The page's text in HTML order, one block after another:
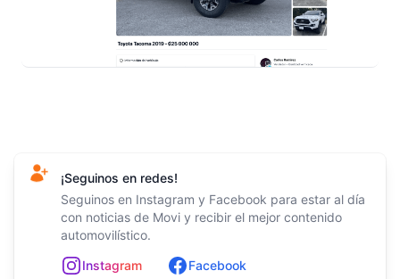
¡Seguinos en redes!
Seguinos en Instagram y Facebook para estar al día
con noticias de Movi y recibir el mejor contenido
automovilístico.
Instagram Facebook